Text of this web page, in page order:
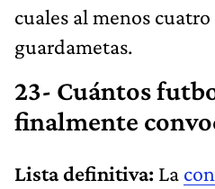
cuales al menos
guardametas.
23- Cuántos
finalmente
Lista definitiva: La